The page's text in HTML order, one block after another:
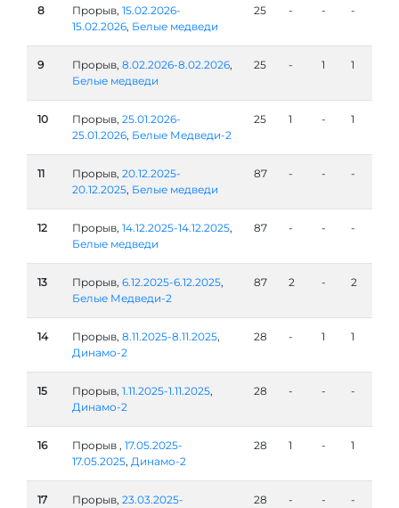
8 Прорыв, 15.02.2026-
15.02.2026, Белые медведи
25 - - -
9 Прорыв, 8.02.2026-8.02.2026,
Белые медведи
25 - 1 1
10 Прорыв, 25.01.2026-
25.01.2026, Белые Медведи-2
25 1 - 1
11 Прорыв, 20.12.2025-
20.12.2025, Белые медведи
87 - - -
12 Прорыв, 14.12.2025-14.12.2025,
Белые медведи
87 - - -
13 Прорыв, 6.12.2025-6.12.2025,
Белые Медведи-2
87 2 - 2
14 Прорыв, 8.11.2025-8.11.2025,
Динамо-2
28 - 1 1
15 Прорыв, 1.11.2025-1.11.2025,
Динамо-2
28 - - -
16 Прорыв , 17.05.2025-
17.05.2025, Динамо-2
28 1 - 1
17 Прорыв, 23.03.2025-
28 - - -